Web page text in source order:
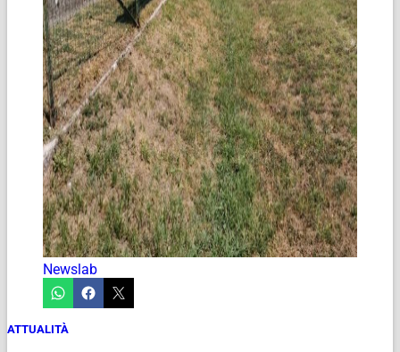
Newslab
ATTUALITÀ